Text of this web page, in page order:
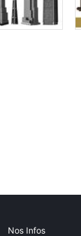
Nos Infos